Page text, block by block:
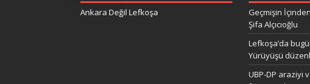
Ankara Değil Lefkoşa
Geçmişin
Şifa Alçıcıoğlu
Lefkoşa’da
Yürüyüşü
UBP-DP araziyi